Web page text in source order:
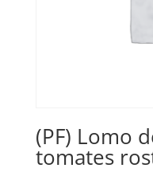
(PF) Lomo
tomates